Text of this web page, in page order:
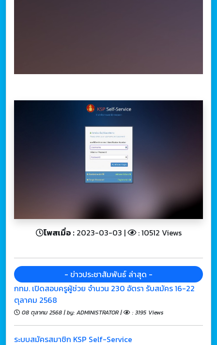
โพสเมื่อ :2023-03-03 | : 10512 Views
- ข่าวประชาสัมพันธ์ ล่าสุด -
กทม. เปิดสอบครูผู้ช่วย จำนวน 230 อัตรา รับสมัคร 16-22
ตุลาคม 2568
08 ตุลาคม 2568 | by: ADMINISTRATOR | : 3195 Views
ระบบสมัครสมาชิก KSP Self-Service